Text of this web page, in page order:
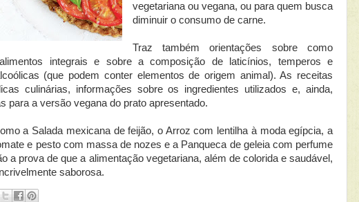
vegetariana ou vegana, ou para quem busca
diminuir o consumo de carne.
Traz também orientações sobre como
integrais e sobre a composição de laticínios, temperos e
(que podem conter elementos de origem animal). As receitas
culinárias, informações sobre os ingredientes utilizados e, ainda,
para a versão vegana do prato apresentado.
a Salada mexicana de feijão, o Arroz com lentilha à moda egípcia, a
e pesto com massa de nozes e a Panqueca de geleia com perfume
a prova de que a alimentação vegetariana, além de colorida e saudável,
saborosa.